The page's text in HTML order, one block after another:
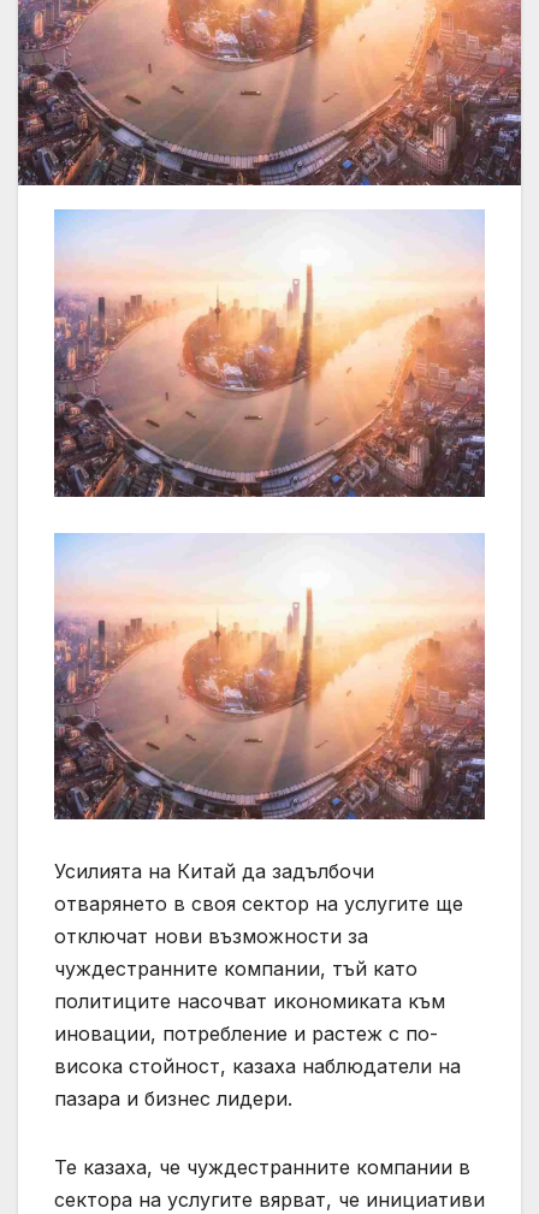
Усилията на Китай да задълбочи
отварянето в своя сектор на услугите ще
отключат нови възможности за
чуждестранните компании, тъй като
политиците насочват икономиката към
иновации, потребление и растеж с по-
висока стойност, казаха наблюдатели на
пазара и бизнес лидери.
Те казаха, че чуждестранните компании в
сектора на услугите вярват, че инициативи